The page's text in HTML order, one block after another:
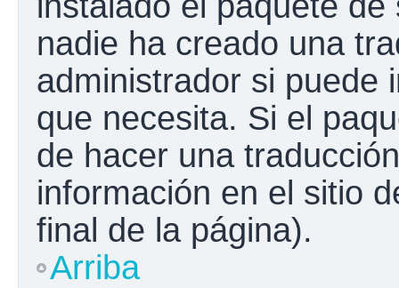
nadie ha creado una
administrador si puede
que necesita. Si el
de hacer una
información en el sitio
final de la página).
Arriba